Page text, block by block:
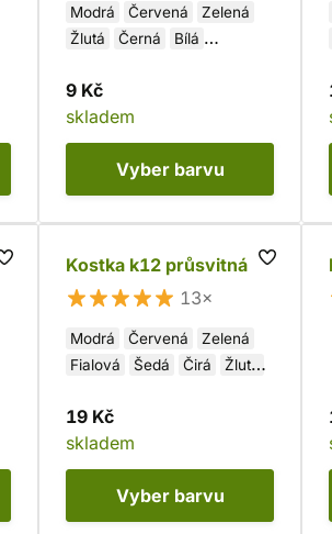
Modrá Červená
Zelená
Žlutá
Černá
Bílá
9 Kč
skladem
Vyber barvu
Kostka k12 průsvitná
13×
Modrá Červená
Zelená
Fialová
Šedá Čirá
Žlutá
19 Kč
skladem
Vyber barvu